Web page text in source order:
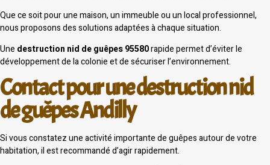
Que ce soit pour une maison, un immeuble ou un local professionnel,
nous proposons des solutions adaptées à chaque situation.
Une destruction nid de guêpes 95580rapide permet d’éviter le
développement de la colonie et de sécuriser l’environnement.
Contact pour une destruction nid
de guêpes Andilly
Si vous constatez une activité importante de guêpes autour de votre
habitation, il est recommandé d’agir rapidement.